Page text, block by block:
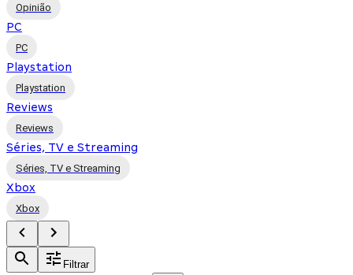
Opinião
PC
PC
Playstation
Playstation
Reviews
Reviews
Séries, TV e Streaming
Séries, TV e Streaming
Xbox
Xbox
Filtrar